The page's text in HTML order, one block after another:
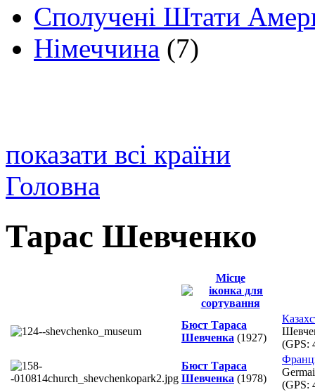
Сполучені Штати
Німеччина (7)
показати всі країни
Головна
Тарас Шевченко
Місце
Бюст Тараса
Шевченка (1927)
(GPS:
Бюст Тараса
Шевченка (1978)
(GPS: